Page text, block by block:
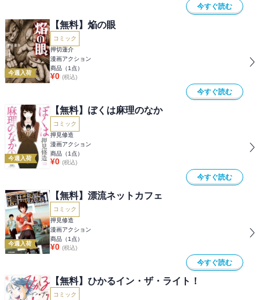
今すぐ読む
今週入荷
【無料】焔の眼
コミック
押切蓮介
漫画アクション
商品（1 点）
¥0 (税込)
今すぐ読む
今週入荷
【無料】ぼくは麻理のなか
コミック
押見修造
漫画アクション
商品（1 点）
¥0 (税込)
今すぐ読む
今週入荷
【無料】漂流ネットカフェ
コミック
押見修造
漫画アクション
商品（1 点）
¥0 (税込)
今すぐ読む
【無料】ひかるイン・ザ・ライト！
コミック